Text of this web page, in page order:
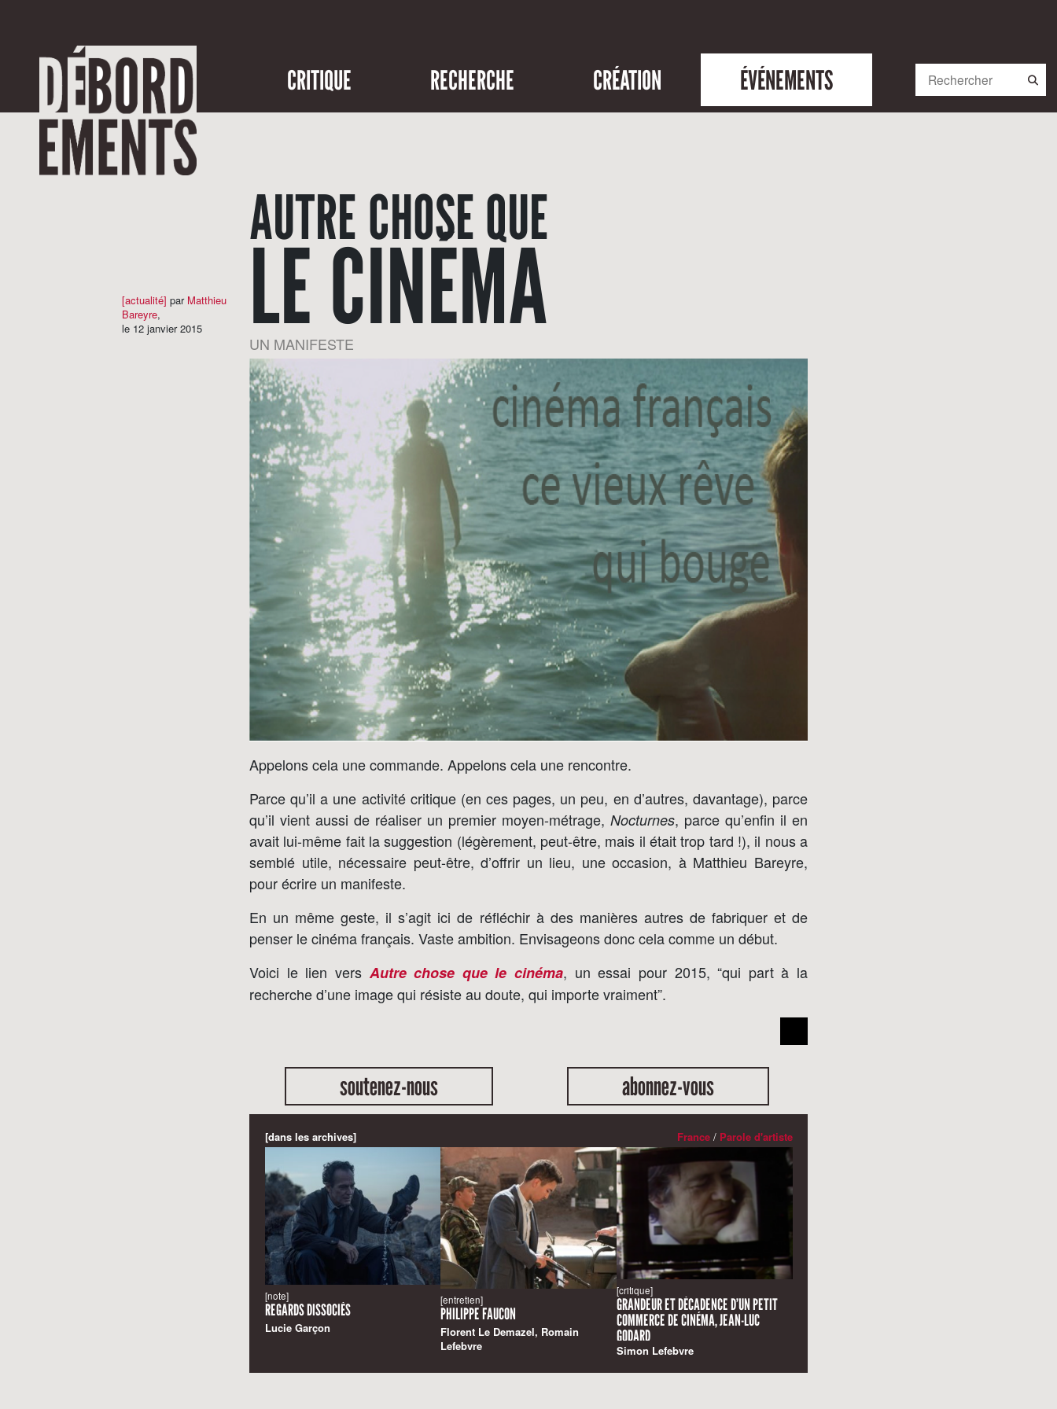
CRITIQUE RECHERCHE CRÉATION ÉVÉNEMENTS
AUTRE CHOSE QUE
LE CINÉMA
UN MANIFESTE
[actualité] par Matthieu
Bareyre,
le 12 janvier 2015
Appelons cela une commande. Appelons cela une rencontre.
Parce qu’il a une activité critique (en ces pages, un peu, en d’autres, davantage), parce
qu’il vient aussi de réaliser un premier moyen-métrage, Nocturnes, parce qu’enfin il en
avait lui-même fait la suggestion (légèrement, peut-être, mais il était trop tard !), il nous a
semblé utile, nécessaire peut-être, d’offrir un lieu, une occasion, à Matthieu Bareyre,
pour écrire un manifeste.
En un même geste, il s’agit ici de réfléchir à des manières autres de fabriquer et de
penser le cinéma français. Vaste ambition. Envisageons donc cela comme un début.
Voici le lien vers Autre chose que le cinéma, un essai pour 2015, “qui part à la
recherche d’une image qui résiste au doute, qui importe vraiment”.
soutenez-nous abonnez-vous
[dans les archives] France/ Parole d'artiste
[note]
REGARDS DISSOCIÉS
Lucie Garçon
[entretien]
PHILIPPE FAUCON
Florent Le Demazel, Romain
Lefebvre
[critique]
GRANDEUR ET DÉCADENCE D’UN PETIT
COMMERCE DE CINÉMA, JEAN-LUC
GODARD
Simon Lefebvre